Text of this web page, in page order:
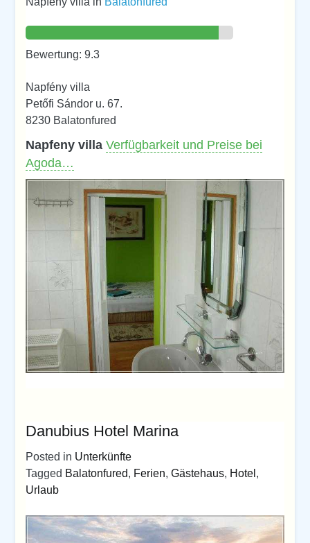
Bewertung: 9.3
Napfény villa
Petőfi Sándor u. 67.
8230 Balatonfured
Napfeny villaVerfügbarkeit und Preise bei
Agoda…
Danubius Hotel Marina
Posted in Unterkünfte
Tagged Balatonfured, Ferien,Gästehaus, Hotel ,
Urlaub